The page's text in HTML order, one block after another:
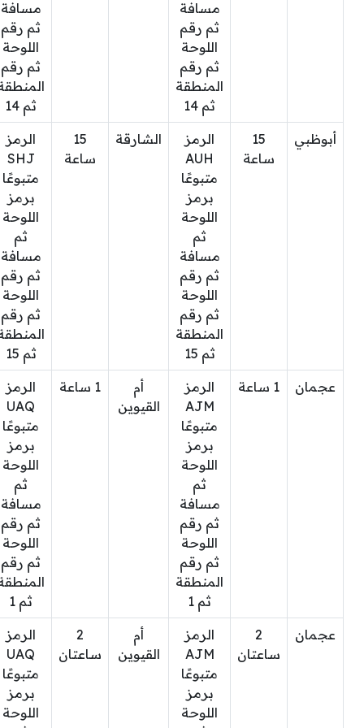
مسافة
ثم رقم
اللوحة
ثم رقم
المنطقة
ثم 14
مسافة
ثم رقم
اللوحة
ثم رقم
ثم 14
أبوظبي
15
ساعة
الرمز
AUH
متبوعًا
برمز
اللوحة
ثم
مسافة
ثم رقم
اللوحة
ثم رقم
المنطقة
ثم 15
الشارقة
15
ساعة
الرمز
SHJ
متبوعًا
برمز
اللوحة
ثم
مسافة
ثم رقم
اللوحة
ثم رقم
ثم 15
عجمان 1 ساعة
الرمز
AJM
متبوعًا
برمز
اللوحة
ثم
مسافة
ثم رقم
اللوحة
ثم رقم
المنطقة
ثم 1
أم
القيوين
1 ساعة
الرمز
UAQ
متبوعًا
برمز
اللوحة
ثم
مسافة
ثم رقم
اللوحة
ثم رقم
ثم 1
عجمان
2
ساعتان
الرمز
AJM
متبوعًا
برمز
اللوحة
أم
القيوين
2
ساعتان
الرمز
UAQ
متبوعًا
برمز
اللوحة